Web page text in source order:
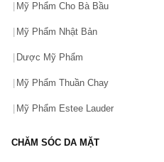
Mỹ Phẩm Cho Bà Bầu
Mỹ Phẩm Nhật Bản
Dược Mỹ Phẩm
Mỹ Phẩm Thuần Chay
Mỹ Phẩm Estee Lauder
CHĂM SÓC DA MẶT